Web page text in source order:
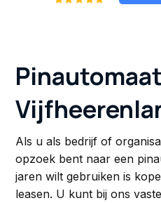
Als u als bedrijf of
opzoek bent naar een
jaren wilt gebruiken is
leasen. U kunt bij ons